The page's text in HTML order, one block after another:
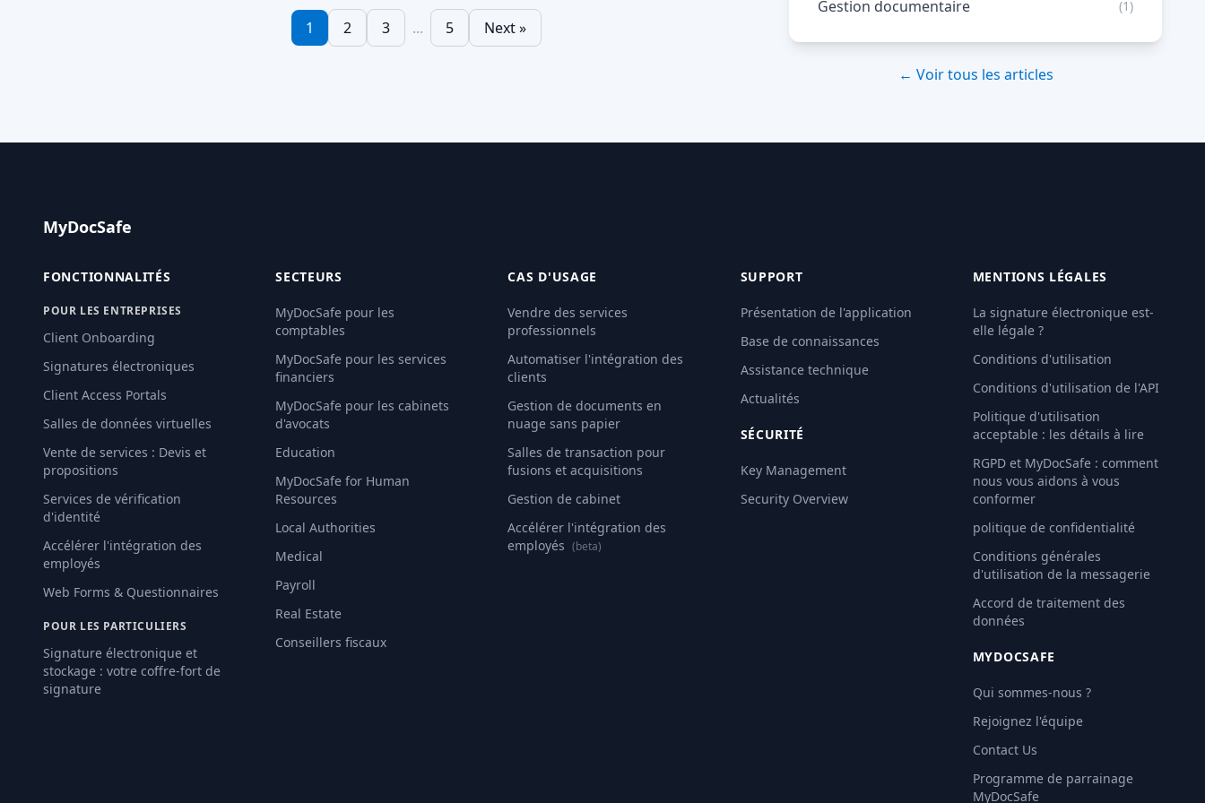
MyDocSafe, cette complexité
cabinets comptables – nous
avons constaté qu'un grand
nombre d'entre eux avaient, à
1 2 3 ... 5 Next »
Gestion documentaire (1)
← Voir tous les articles
MyDocSafe
FONCTIONNALITÉS
POUR LES ENTREPRISES
Client Onboarding
Signatures électroniques
Client Access Portals
Salles de données virtuelles
Vente de services : Devis et
propositions
Services de vérification
d'identité
Accélérer l'intégration des
employés
Web Forms & Questionnaires
POUR LES PARTICULIERS
Signature électronique et
stockage : votre coffre-fort de
signature
SECTEURS
MyDocSafe pour les
comptables
MyDocSafe pour les services
financiers
MyDocSafe pour les cabinets
d'avocats
Education
MyDocSafe for Human
Resources
Local Authorities
Medical
Payroll
Real Estate
Conseillers fiscaux
CAS D'USAGE
Vendre des services
professionnels
Automatiser l'intégration des
clients
Gestion de documents en
nuage sans papier
Salles de transaction pour
fusions et acquisitions
Gestion de cabinet
Accélérer l'intégration des
employés (beta)
SUPPORT
Présentation de l'application
Base de connaissances
Assistance technique
Actualités
SÉCURITÉ
Key Management
Security Overview
MENTIONS LÉGALES
La signature électronique est-
elle légale ?
Conditions d'utilisation
Conditions d'utilisation de l'API
Politique d'utilisation
acceptable : les détails à lire
RGPD et MyDocSafe : comment
nous vous aidons à vous
conformer
politique de confidentialité
Conditions générales
d'utilisation de la messagerie
Accord de traitement des
données
MYDOCSAFE
Qui sommes-nous ?
Rejoignez l'équipe
Contact Us
Programme de parrainage
MyDocSafe